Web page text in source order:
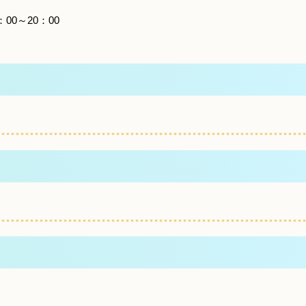
00～20：00